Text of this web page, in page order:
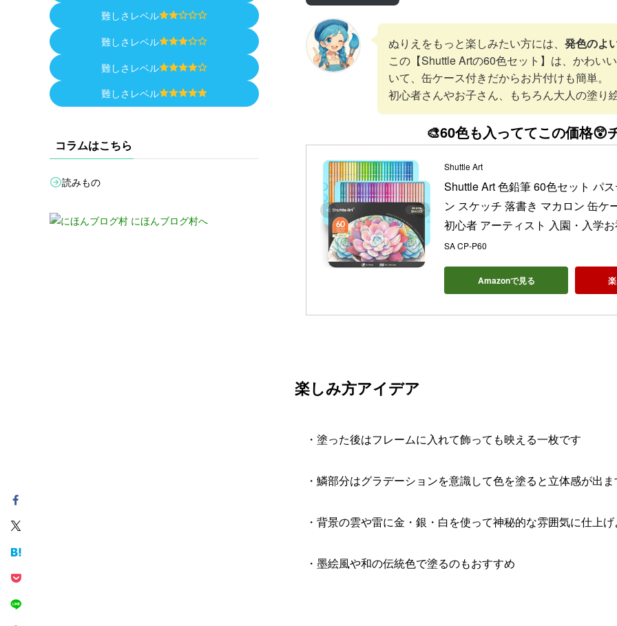
ぬりえをもっと楽しみたい方には、 発色のよ
この【Shuttle Artの60色セット】は、かわい
いて、缶ケース付きだからお片付けも簡単。
初心者さんやお子さん、もちろん大人の塗り
🎨60色も入っててこの価格😲
Shuttle Art
Shuttle Art 色鉛筆 60色セット パ
ン スケッチ 落書き マカロン 缶
初心者 アーティスト 入園・入学
SA CP-P60
Amazonで見る
楽しみ方アイデア
・塗った後はフレームに入れて飾っても映える一枚です
・鱗部分はグラデーションを意識して色を塗ると立体感が出
・背景の雲や雷に金・銀・白を使って神秘的な雰囲気に仕上
・墨絵風や和の伝統色で塗るのもおすすめ
難しさレベル
難しさレベル
難しさレベル
難しさレベル
コラムはこちら
読みもの